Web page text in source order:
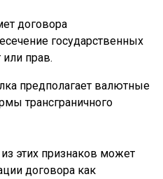
договора
государственных
или прав.
предполагает валютные
трансграничного
этих признаков может
договора как